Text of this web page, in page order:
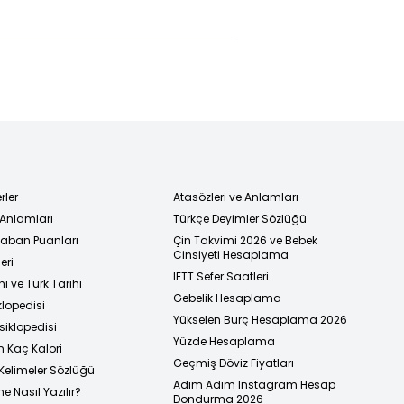
Puanları
ve Türk Tarihi
Kaç Kalori
Sözlüğü
Nasıl Yazılır?
Atasözleri ve Anlamları
Türkçe Deyimler Sözlüğü
Çin Takvimi 2026 ve Bebek
Cinsiyeti Hesaplama
İETT Sefer Saatleri
Gebelik Hesaplama
Yükselen Burç Hesaplama 2026
Yüzde Hesaplama
Geçmiş Döviz Fiyatları
Adım Adım Instagram Hesap
Dondurma 2026